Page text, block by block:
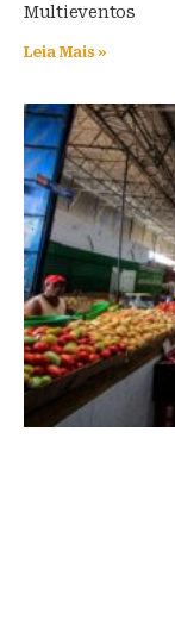
Multieventos
Leia Mais »